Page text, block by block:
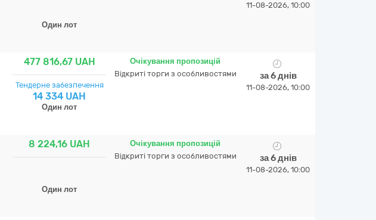
Один лот
11-08-2026, 10:00
477 816,67 UAH
Тендерне забезпечення
14 334 UAH
Один лот
Очікування пропозицій
Відкриті торги з особливостями
за 6 днів
11-08-2026, 10:00
8 224,16 UAH
Один лот
Очікування пропозицій
Відкриті торги з особливостями
за 6 днів
11-08-2026, 10:00